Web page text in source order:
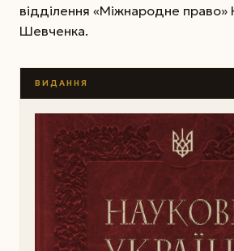
відділення «Міжнародне право»
Шевченка.
ВИДАННЯ